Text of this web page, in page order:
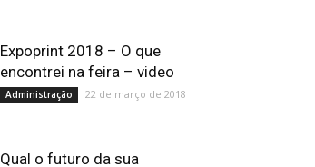
Expoprint 2018 – O que
encontrei na feira – video
Administração 22 de março de 2018
Qual o futuro da sua